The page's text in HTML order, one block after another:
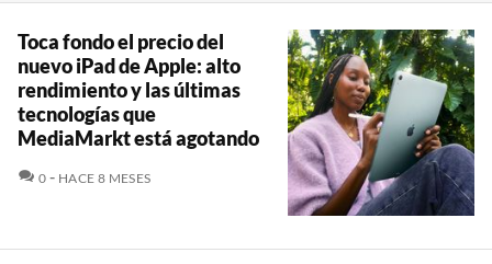
Toca fondo el precio del
nuevo iPad de Apple: alto
rendimiento y las últimas
tecnologías que
MediaMarkt está agotando
0 COMENTARIOS
HACE 8 MESES